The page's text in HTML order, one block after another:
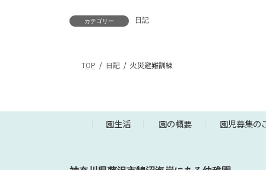
カテゴリー 日記
TOP 日記 火災避難訓練
園生活 園の概要 園児募集の